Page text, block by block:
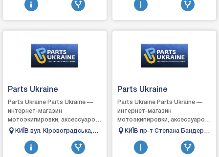
длясамых популярных ма...
Parts Ukraine
Parts Ukraine Parts Ukraine —
интернет-магазин
мотоэкипировки, аксессуаров
и запчастей для мотоциклов.
на нашем сайте, е...
КИЇВ вул. Кіровоградська,
Parts Ukraine
Parts Ukraine Parts Ukraine —
интернет-магазин
мотоэкипировки, аксессуаров
и запчастей для мотоциклов.
на нашем сайте, е...
КИЇВ пр-т Степана Бандери,